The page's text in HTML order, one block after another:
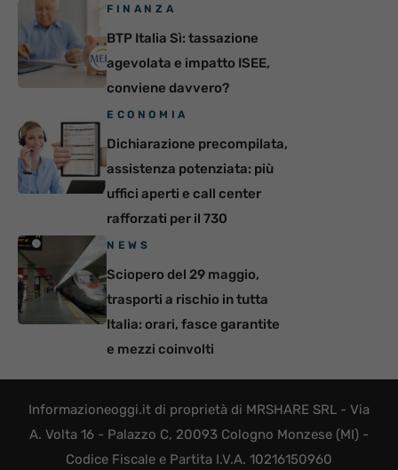
FINANZA
BTP Italia Sì: tassazione
agevolata e impatto ISEE,
conviene davvero?
ECONOMIA
Dichiarazione precompilata,
assistenza potenziata: più
uffici aperti e call center
rafforzati per il 730
NEWS
Sciopero del 29 maggio,
trasporti a rischio in tutta
Italia: orari, fasce garantite
e mezzi coinvolti
Informazioneoggi.it di proprietà di MRSHARE SRL - Via
A. Volta 16 - Palazzo C, 20093 Cologno Monzese (MI) -
Codice Fiscale e Partita I.V.A. 10216150960